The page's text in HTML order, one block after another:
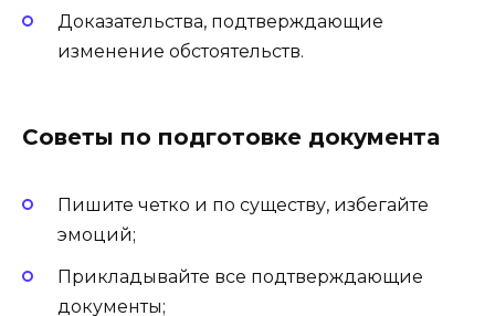
Доказательства, подтверждающие
изменение обстоятельств.
Советы по подготовке документа
Пишите четко и по существу, избегайте
эмоций;
Прикладывайте все подтверждающие
документы;